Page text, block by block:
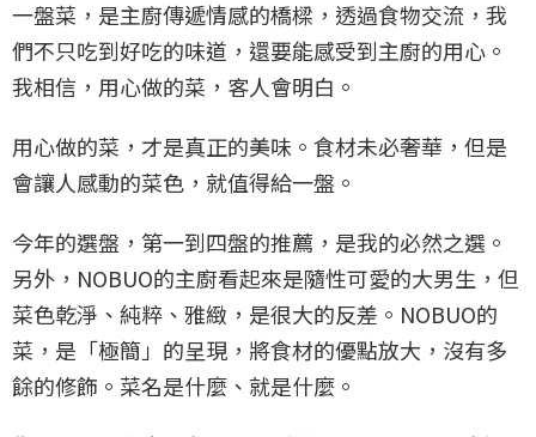
一盤菜，是主廚傳遞情感的橋樑，透過食物交流，我
們不只吃到好吃的味道，還要能感受到主廚的用心。
我相信，用心做的菜，客人會明白。
用心做的菜，才是真正的美味。食材未必奢華，但是
會讓人感動的菜色，就值得給一盤。
今年的選盤，第一到四盤的推薦，是我的必然之選。
另外，NOBUO的主廚看起來是隨性可愛的大男生，但
菜色乾淨、純粹、雅緻，是很大的反差。NOBUO的
菜，是「極簡」的呈現，將食材的優點放大，沒有多
餘的修飾。菜名是什麼、就是什麼。